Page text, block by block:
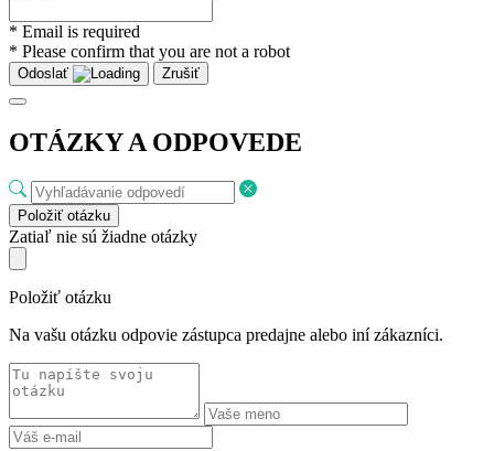
* Email is required
* Please confirm that you are not a robot
Odoslať Zrušiť
OTÁZKY A ODPOVEDE
Položiť otázku
Zatiaľ nie sú žiadne otázky
Položiť otázku
Na vašu otázku odpovie zástupca predajne alebo iní zákazníci.